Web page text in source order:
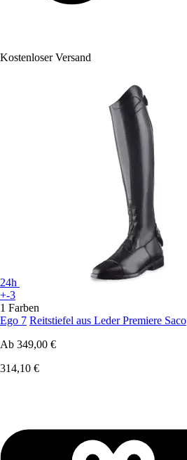
Kostenloser Versand
24h
+-3
1 Farben
Ego 7 Reitstiefel aus Leder Premiere Saco
Ab 349,00 €
314,10 €